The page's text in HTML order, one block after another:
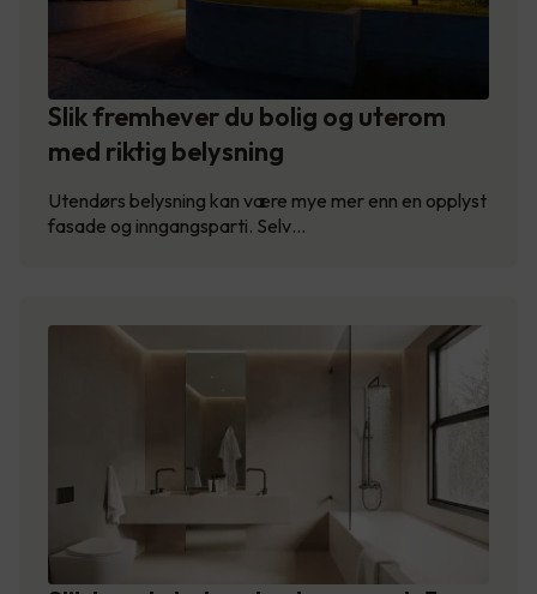
Slik fremhever du bolig og uterom
med riktig belysning
Utendørs belysning kan være mye mer enn en opplyst
fasade og inngangsparti. Selv…